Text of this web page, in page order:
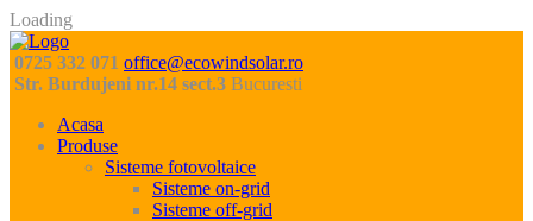
Loading
0725 332 071 office@ecowindsolar.ro
Str. Burdujeni nr.14 sect.3 Bucuresti
Acasa
Produse
Sisteme fotovoltaice
Sisteme on-grid
Sisteme off-grid